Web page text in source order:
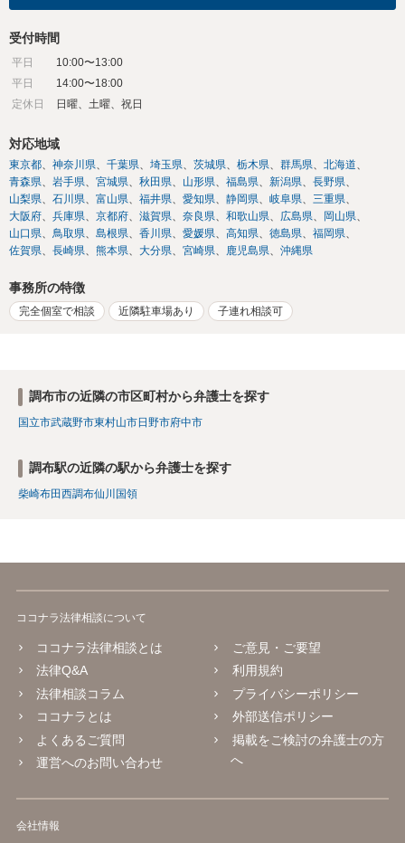
受付時間
平日
10:00〜13:00
平日
14:00〜18:00
定休日
日曜、土曜、祝日
対応地域
東京都 神奈川県 千葉県 埼玉県 茨城県 栃木県 群馬県
北海道
青森県
岩手県 宮城県 秋田県 山形県 福島県 新潟県
長野県
山梨県
石川県 富山県 福井県 愛知県 静岡県 岐阜県
三重県
大阪府
兵庫県 京都府 滋賀県 奈良県 和歌山県 広島県
岡山県
山口県
鳥取県 島根県 香川県 愛媛県 高知県 徳島県
福岡県
佐賀県
長崎県 熊本県 大分県 宮崎県 鹿児島県 沖縄県
事務所の特徴
完全個室で相談 近隣駐車場あり 子連れ相談可
調布市の近隣の市区町村から弁護士を探す
国立市武蔵野市東村山市日野市府中市
調布駅の近隣の駅から弁護士を探す
柴崎布田西調布仙川 国領
ココナラ法律相談について
ココナラ法律相談とは
法律Q&A
法律相談コラム
ココナラとは
よくあるご質問
運営へのお問い合わせ
ご意見・ご要望
利用規約
プライバシーポリシー
外部送信ポリシー
掲載をご検討の弁護士の方
へ
会社情報